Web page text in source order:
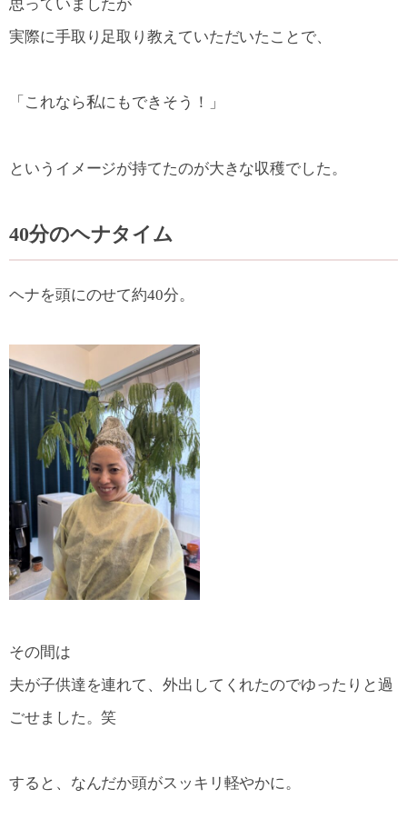
思っていましたが
実際に手取り足取り教えていただいたことで、
「これなら私にもできそう！」
というイメージが持てたのが大きな収穫でした。
40分のヘナタイム
ヘナを頭にのせて約40分。
その間は
夫が子供達を連れて、外出してくれたのでゆったりと過
ごせました。笑
すると、なんだか頭がスッキリ軽やかに。